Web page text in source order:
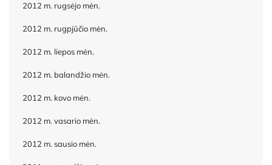
2012 m. rugsėjo mėn.
2012 m. rugpjūčio mėn.
2012 m. liepos mėn.
2012 m. balandžio mėn.
2012 m. kovo mėn.
2012 m. vasario mėn.
2012 m. sausio mėn.